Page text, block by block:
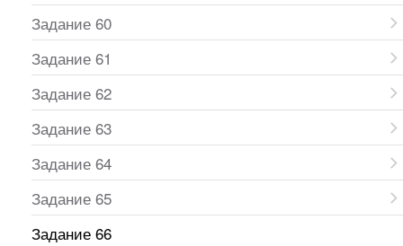
Задание 60
Задание 61
Задание 62
Задание 63
Задание 64
Задание 65
Задание 66